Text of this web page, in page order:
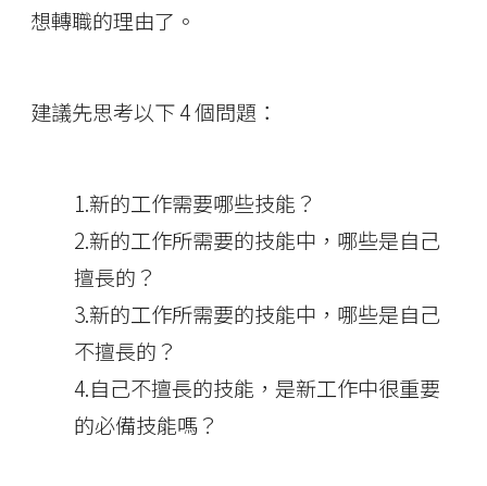
想轉職的理由了。
建議先思考以下 4 個問題：
1.新的工作需要哪些技能？
2.新的工作所需要的技能中，哪些是自己
擅長的？
3.新的工作所需要的技能中，哪些是自己
不擅長的？
4.自己不擅長的技能，是新工作中很重要
的必備技能嗎？